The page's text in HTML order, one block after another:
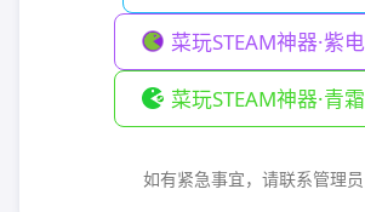
菜玩STEAM神器·紫电
菜玩STEAM神器·青霜
如有紧急事宜，请联系管理员